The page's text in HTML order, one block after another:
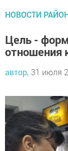
НОВОСТИ
Цель -
отношения
автор, 31 июля